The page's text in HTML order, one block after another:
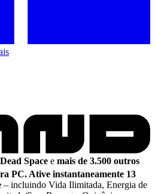
Dead Space e mais de 3.500 outros
PC. Ative instantaneamente 13
– incluindo Vida Ilimitada, Energia de